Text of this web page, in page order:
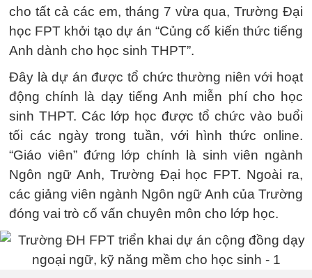
cho tất cả các em, tháng 7 vừa qua, Trường Đại
học FPT khởi tạo dự án “Củng cố kiến thức tiếng
Anh dành cho học sinh THPT”.
Đây là dự án được tổ chức thường niên với hoạt
động chính là dạy tiếng Anh miễn phí cho học
sinh THPT. Các lớp học được tổ chức vào buổi
tối các ngày trong tuần, với hình thức online.
“Giáo viên” đứng lớp chính là sinh viên ngành
Ngôn ngữ Anh, Trường Đại học FPT. Ngoài ra,
các giảng viên ngành Ngôn ngữ Anh của Trường
đóng vai trò cố vấn chuyên môn cho lớp học.